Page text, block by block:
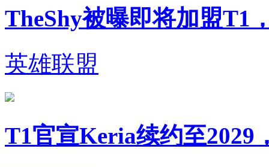
TheShy被曝即将加盟T1
英雄联盟
T1官宣Keria续约至2029